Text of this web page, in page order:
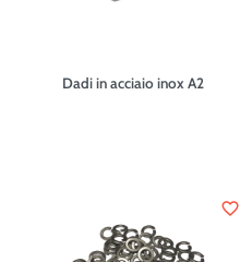
Dadi in acciaio inox A2
favorite_border